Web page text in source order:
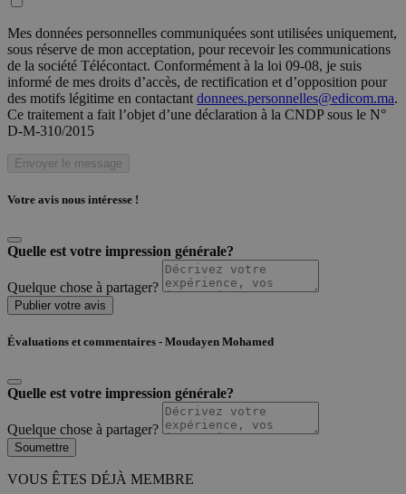
Mes données personnelles communiquées sont utilisées uniquement,
sous réserve de mon acceptation, pour recevoir les communications
de la société Télécontact. Conformément à la loi 09-08, je suis
informé de mes droits d’accès, de rectification et d’opposition pour
des motifs légitime en contactant donnees.personnelles@edicom.ma.
Ce traitement a fait l’objet d’une déclaration à la CNDP sous le N°
D-M-310/2015
Envoyer le message
Votre avis nous intéresse !
Quelle est votre impression générale?
Quelque chose à partager?
Publier votre avis
Évaluations et commentaires - Moudayen Mohamed
Quelle est votre impression générale?
Quelque chose à partager?
Soumettre
VOUS ÊTES DÉJÀ MEMBRE